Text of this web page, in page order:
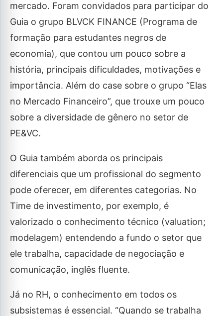
mercado. Foram convidados para participar do
Guia o grupo BLVCK FINANCE (Programa de
formação para estudantes negros de
economia), que contou um pouco sobre a
história, principais dificuldades, motivações e
importância. Além do case sobre o grupo “Elas
no Mercado Financeiro”, que trouxe um pouco
sobre a diversidade de gênero no setor de
PE&VC.
O Guia também aborda os principais
diferenciais que um profissional do segmento
pode oferecer, em diferentes categorias. No
Time de investimento, por exemplo, é
valorizado o conhecimento técnico (valuation;
modelagem) entendendo a fundo o setor que
ele trabalha, capacidade de negociação e
comunicação, inglês fluente.
Já no RH, o conhecimento em todos os
subsistemas é essencial. “Quando se trabalha